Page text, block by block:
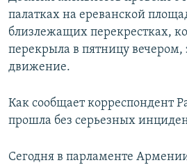
Все сайты Радио Азатутюн
палатках на ереванской
близлежащих перекрестках,
перекрыла в пятницу вечером,
движение.
Как сообщает корреспондент
прошла без серьезных
Сегодня в парламенте